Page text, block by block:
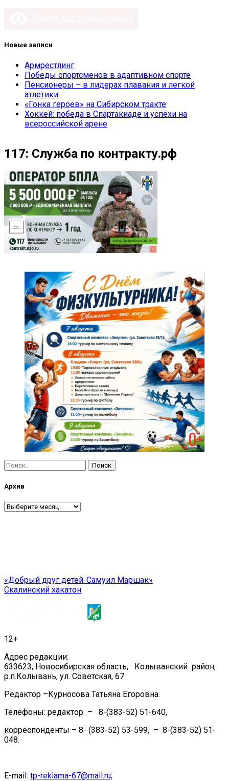
Новые записи
Армрестлинг
Победы спортсменов в адаптивном спорте
Пенсионеры – в лидерах плавания и легкой
атлетики
«Гонка героев» на Сибирском тракте
Хоккей: победа в Спартакиаде и успехи на
всероссийской арене
117: Служба по контракту.рф
Найти:
Архив
Архив
Навигация
по
«Добрый друг детей-Самуил Маршак»
Скалинский хакатон
12+
Адрес редакции:
633623, Новосибирская область, Колыванский район,
р.п.Колывань, ул. Советская, 67
Редактор –Курносова Татьяна Егоровна.
Телефоны: редактор – 8-(383-52) 51-640,
корреспонденты – 8- (383-52) 53-599, – 8-(383-52) 51-
048.
E-mail: tp-reklama-67@mail.ru;